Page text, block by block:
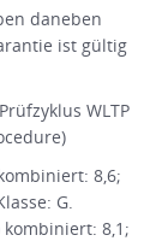
daneben
ist gültig
WLTP
8,6;
G.
8,1;